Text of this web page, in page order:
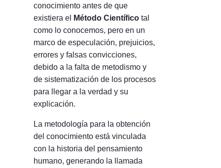
conocimiento antes de que
existiera el
Método Científico tal
como lo conocemos, pero en un
marco de especulación, prejuicios,
errores y falsas convicciones,
debido a la falta de metodismo y
de sistematización de los procesos
para llegar a la verdad y su
explicación.
La metodología para la obtención
del conocimiento está vinculada
con la historia del pensamiento
humano, generando la llamada